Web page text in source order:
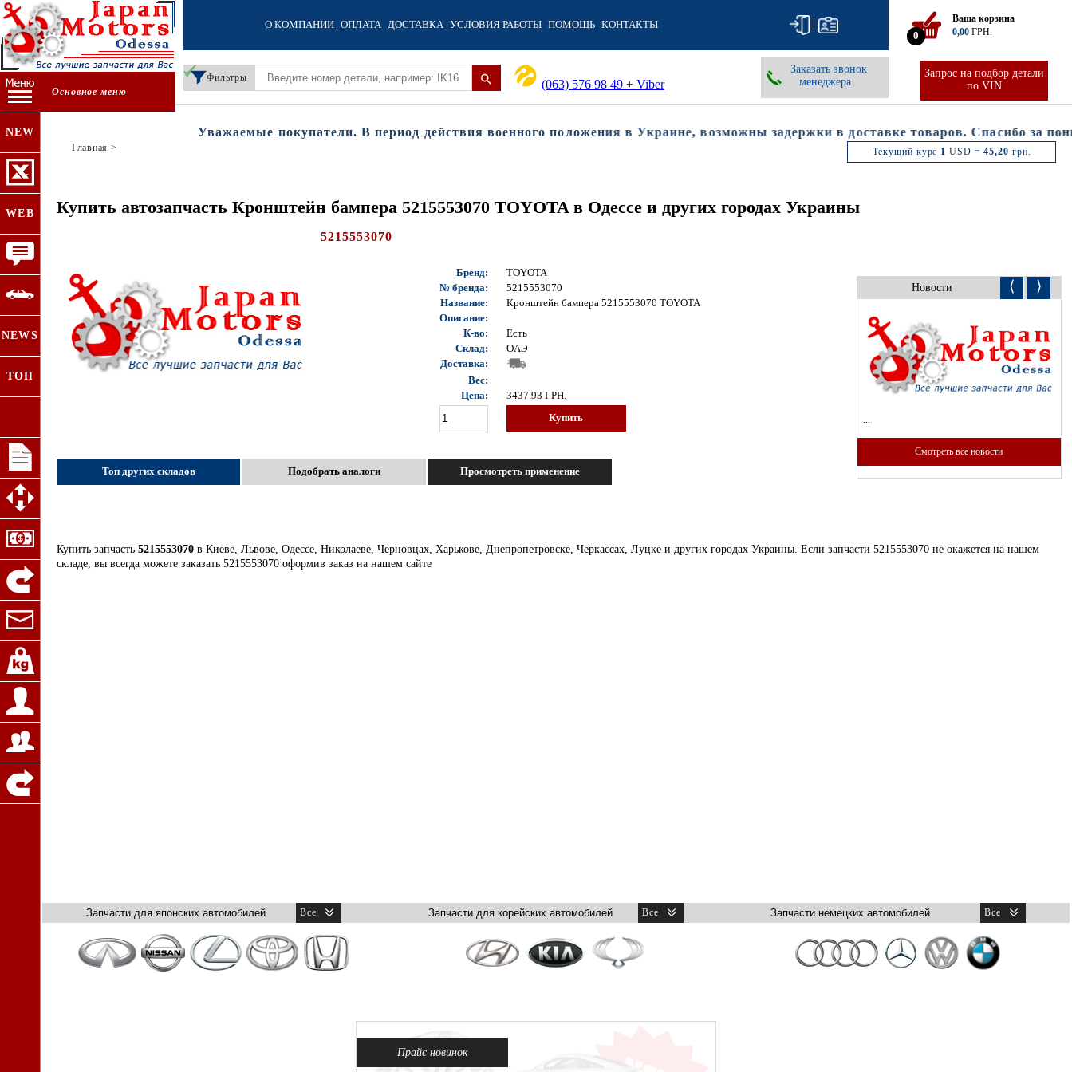
О КОМПАНИИ ОПЛАТА ДОСТАВКА УСЛОВИЯ РАБОТЫ ПОМОЩЬ КОНТАКТЫ |
Фильтры
(063) 576 98 49 + Viber
Запрос на подбор детали
по VIN
Заказать звонок
менеджера
0
Ваша корзина
0,00 ГРН.
Основное меню
NEW
WEB
NEWS
ТОП
Уважаемые покупатели. В период действия военного положения в Украине, возможны задержки в доставке товаров. Спасибо за
Главная > Текущий курс 1 USD =45,20 грн.
Купить автозапчасть Кронштейн бампера 5215553070 TOYOTA в Одессе и других городах Украины
5215553070
Бренд:
TOYOTA
№ бренда:
5215553070
Название:
Кронштейн бампера 5215553070 TOYOTA
Описание:
К-во:
Есть
Склад:
OAЭ
Доставка:
Вес:
Цена:
3437.93 ГРН.
Купить
Топ других складов Подобрать аналоги Просмотреть применение
Новости ⟨ ⟩
Смотреть все новости
Купить запчасть5215553070 в Киеве, Львове, Одессе, Николаеве, Черновцах, Харькове, Днепропетровске, Черкассах, Луцке и других городах Украины. Если запчасти 5215553070 не окажется на нашем
складе, вы всегда можете заказать 5215553070 оформив заказ на нашем сайте
Прайс новинок